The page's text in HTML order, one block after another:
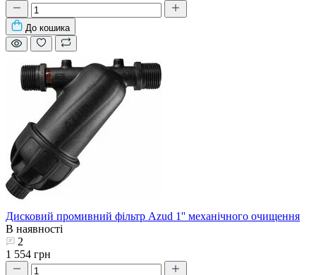
До кошика
Дисковий промивний фільтр Azud 1'' механічного очищення
В наявності
2
1 554 грн